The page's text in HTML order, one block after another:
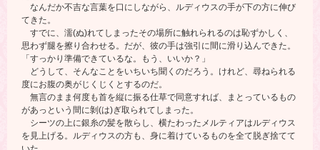
なんだか不吉な言葉を口にしながら、ルディウスの手が下の方に伸び
てきた。
すでに、濡(ぬ)れてしまったその場所に触れられるのは恥ずかしく、
思わず腿を擦り合わせる。だが、彼の手は強引に間に滑り込んできた。
「すっかり準備できているな。もう、いいか？」
どうして、そんなことをいちいち聞くのだろう。けれど、尋ねられる
度にお腹の奥がじくじくとするのだ。
無言のまま何度も首を縦に振る仕草で同意すれば、まとっているもの
があっという間に剝(は)ぎ取られてしまった。
シーツの上に銀糸の髪を散らし、横たわったメルティアはルディウス
を見上げる。ルディウスの方も、身に着けているものを全て脱ぎ捨てて